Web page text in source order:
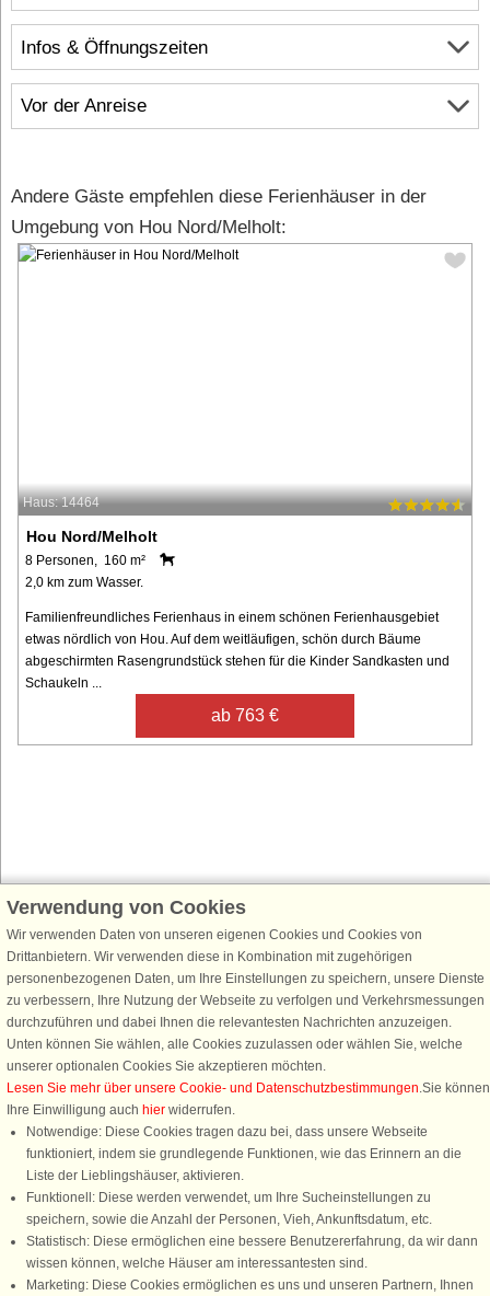
Rufen Sie an, um zu buchen
Infos & Öffnungszeiten
Vor der Anreise
Andere Gäste empfehlen diese Ferienhäuser in der
Umgebung von Hou Nord/Melholt:
Haus: 14464
Hou Nord/Melholt
8 Personen, 160 m²
2,0 km zum Wasser.
Familienfreundliches Ferienhaus in einem schönen Ferienhausgebiet
etwas nördlich von Hou. Auf dem weitläufigen, schön durch Bäume
abgeschirmten Rasengrundstück stehen für die Kinder Sandkasten und
Schaukeln ...
ab 763 €
Schließen Sie sich 100.000 Ferienhaus-Fans an
Erhalten Sie einenWillkommensgutschein von 25 € für Ihren nächsten
Ferienhausurlaub - melden Sie sich einfach für den DanCenter Newsletter
an. Verpassen Sie nie wieder exklusive Angebote, Gewinnspiele und
Urlaubstipps!
Newsletter abonnieren
Verwendung von Cookies
Wir verwenden Daten von unseren eigenen Cookies und Cookies von
Drittanbietern. Wir verwenden diese in Kombination mit zugehörigen
personenbezogenen Daten, um Ihre Einstellungen zu speichern, unsere Dienste
zu verbessern, Ihre Nutzung der Webseite zu verfolgen und Verkehrsmessungen
durchzuführen und dabei Ihnen die relevantesten Nachrichten anzuzeigen.
Unten können Sie wählen, alle Cookies zuzulassen oder wählen Sie, welche
unserer optionalen Cookies Sie akzeptieren möchten.
Lesen Sie mehr über unsere Cookie- und Datenschutzbestimmungen.Sie können
Ihre Einwilligung auch hier widerrufen.
Notwendige: Diese Cookies tragen dazu bei, dass unsere Webseite
funktioniert, indem sie grundlegende Funktionen, wie das Erinnern an die
Liste der Lieblingshäuser, aktivieren.
Funktionell: Diese werden verwendet, um Ihre Sucheinstellungen zu
speichern, sowie die Anzahl der Personen, Vieh, Ankunftsdatum, etc.
Statistisch: Diese ermöglichen eine bessere Benutzererfahrung, da wir dann
wissen können, welche Häuser am interessantesten sind.
Marketing: Diese Cookies ermöglichen es uns und unseren Partnern, Ihnen